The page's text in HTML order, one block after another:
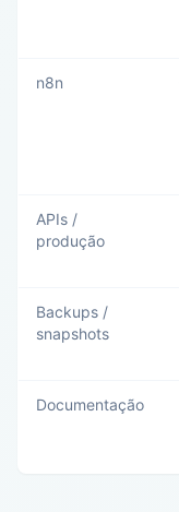
n8n
APIs /
produção
Backups /
snapshots
Documentação